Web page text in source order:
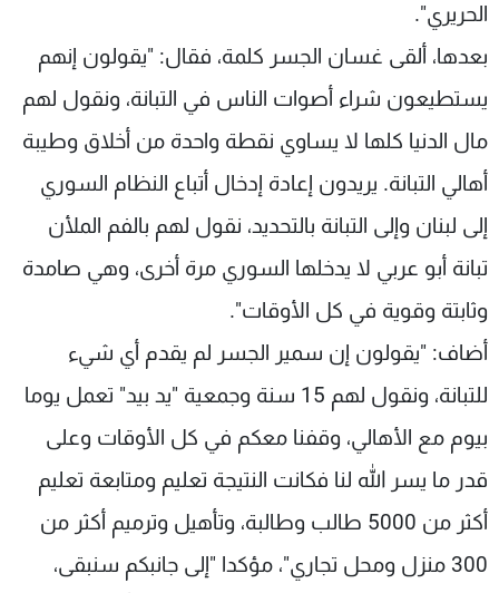
الحريري".
بعدها، ألقى غسان الجسر كلمة، فقال: "يقولون إنهم
يستطيعون شراء أصوات الناس في التبانة، ونقول لهم
مال الدنيا كلها لا يساوي نقطة واحدة من أخلاق وطيبة
أهالي التبانة. يريدون إعادة إدخال أتباع النظام السوري
إلى لبنان وإلى التبانة بالتحديد، نقول لهم بالفم الملأن
تبانة أبو عربي لا يدخلها السوري مرة أخرى، وهي صامدة
وثابتة وقوية في كل الأوقات".
أضاف: "يقولون إن سمير الجسر لم يقدم أي شيء
للتبانة، ونقول لهم 15 سنة وجمعية "يد بيد" تعمل يوما
بيوم مع الأهالي، وقفنا معكم في كل الأوقات وعلى
قدر ما يسر الله لنا فكانت النتيجة تعليم ومتابعة تعليم
أكثر من 5000 طالب وطالبة، وتأهيل وترميم أكثر من
300 منزل ومحل تجاري"، مؤكدا "إلى جانبكم سنبقى،